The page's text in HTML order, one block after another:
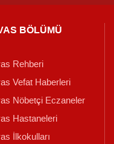
BÖLÜMÜ
Rehberi
Vefat Haberleri
Nöbetçi Eczaneler
Hastaneleri
İlkokulları